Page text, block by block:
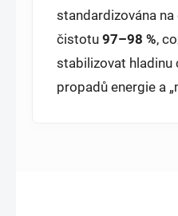
standardizována
čistotu 97–98 %,
stabilizovat hladinu
propadů energie a